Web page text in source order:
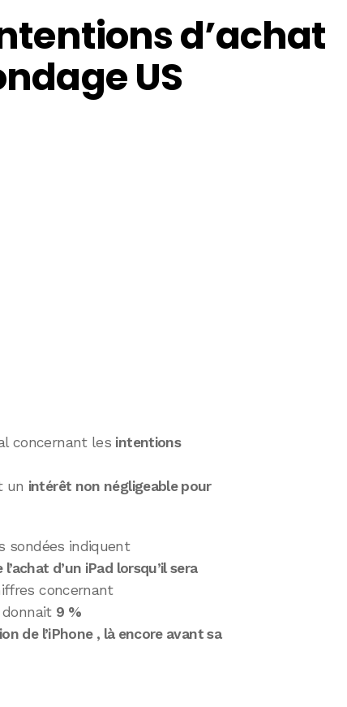
d’achat
US
concernant les intentions
un intérêt non négligeable pour
sondées indiquent
d’un iPad lorsqu’il sera
concernant
donnait 9 %
de l’iPhone , là encore avant sa